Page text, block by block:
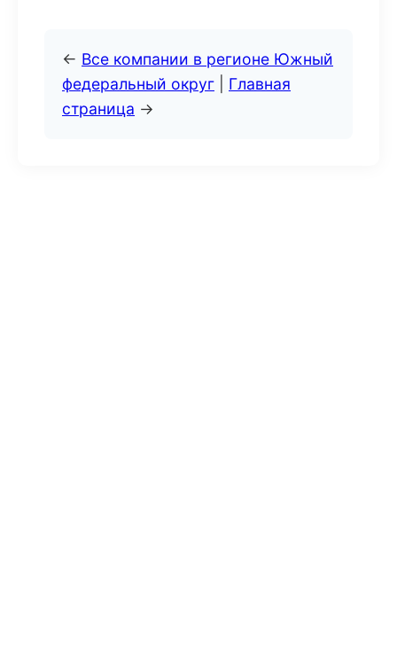
← Все компании в регионе Южный
федеральный округ
Главная
страница →